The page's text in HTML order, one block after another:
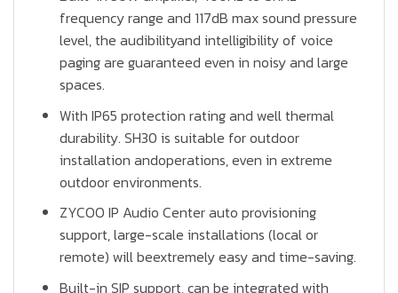
frequency range and 117dB max sound pressure
level, the audibilityand intelligibility of voice
paging are guaranteed even in noisy and large
spaces.
With IP65 protection rating and well thermal
durability. SH30 is suitable for outdoor
installation andoperations, even in extreme
outdoor environments.
ZYCOO IP Audio Center auto provisioning
support, large-scale installations (local or
remote) will beextremely easy and time-saving.
Built-in SIP support, can be integrated with